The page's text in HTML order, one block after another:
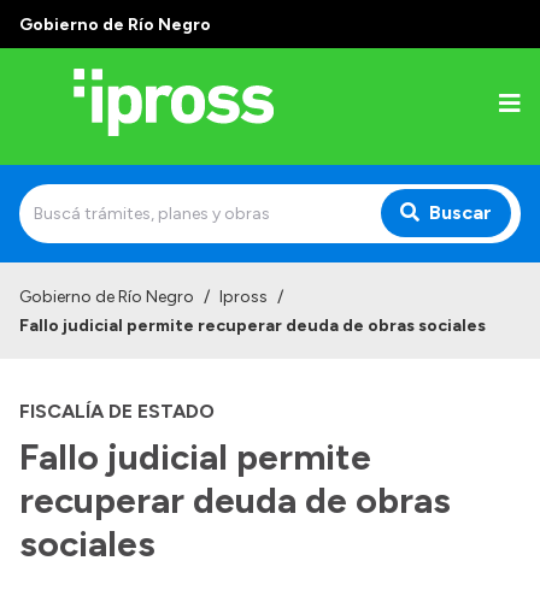
Gobierno de Río Negro
Buscar
¿Qué es IPROSS?
Delegaciones
Consultorios Propios
Presentación CV
Gobierno de Río Negro / Ipross /
Fallo judicial permite recuperar deuda de obras sociales
FISCALÍA DE ESTADO
Fallo judicial permite
recuperar deuda de obras
sociales